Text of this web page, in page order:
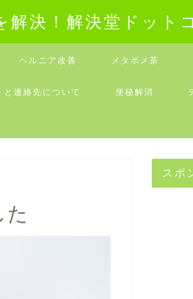
決！解決堂ドット
ヘルニア改善 メタボメ茶
と連絡先について 便秘解消
スポ